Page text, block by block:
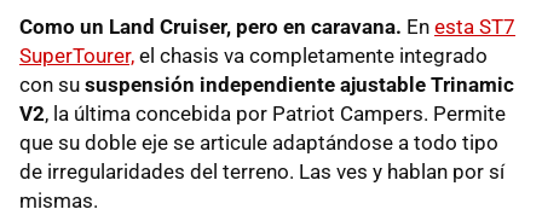
Como un Land Cruiser, pero en caravana. En esta ST7
SuperTourer, el chasis va completamente integrado
con su suspensión independiente ajustable Trinamic
V2, la última concebida por Patriot Campers. Permite
que su doble eje se articule adaptándose a todo tipo
de irregularidades del terreno. Las ves y hablan por sí
mismas.